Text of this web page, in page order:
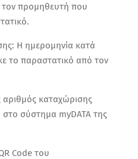
τον προμηθευτή που
Η ημερομηνία κατά
το παραστατικό από τον
καταχώρισης
σύστημα myDATA της
Code του